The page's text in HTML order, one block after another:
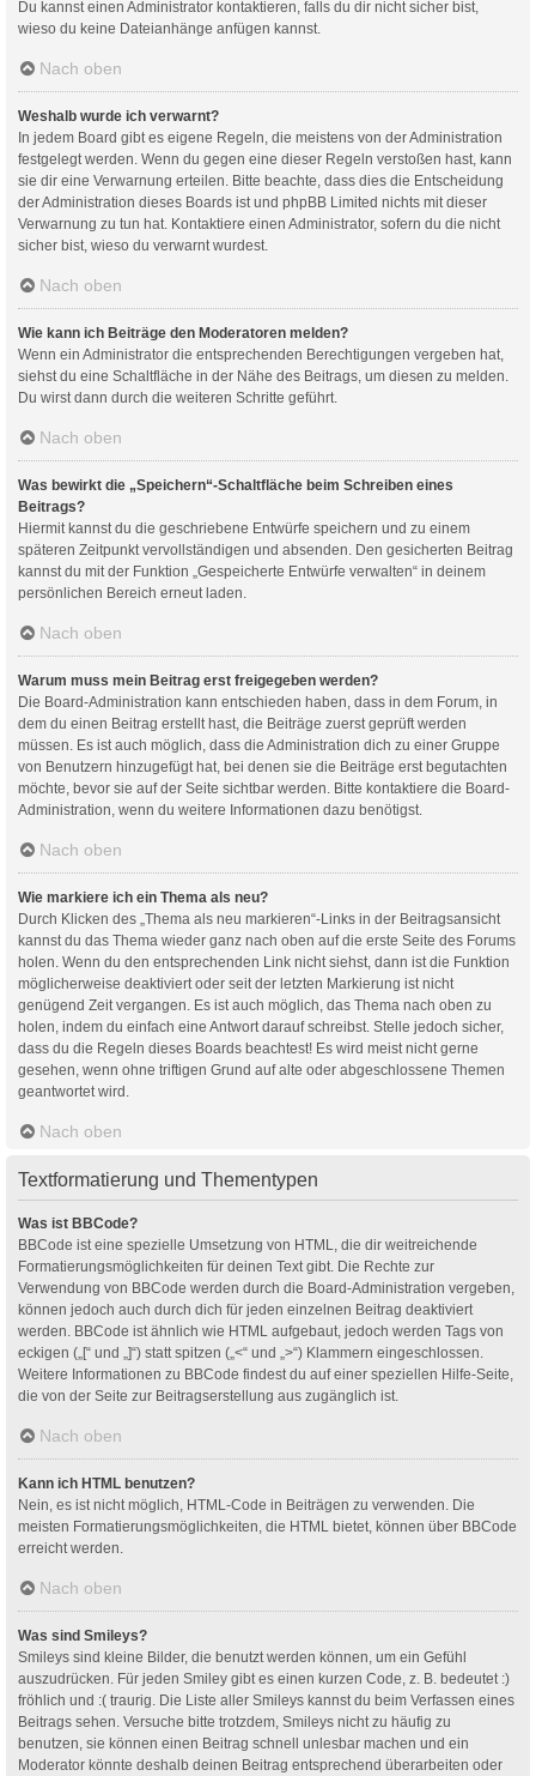
Du kannst einen Administrator kontaktieren, falls du dir nicht sicher bist,
wieso du keine Dateianhänge anfügen kannst.
Nach oben
Weshalb wurde ich verwarnt?
In jedem Board gibt es eigene Regeln, die meistens von der Administration
festgelegt werden. Wenn du gegen eine dieser Regeln verstoßen hast, kann
sie dir eine Verwarnung erteilen. Bitte beachte, dass dies die Entscheidung
der Administration dieses Boards ist und phpBB Limited nichts mit dieser
Verwarnung zu tun hat. Kontaktiere einen Administrator, sofern du die nicht
sicher bist, wieso du verwarnt wurdest.
Nach oben
Wie kann ich Beiträge den Moderatoren melden?
Wenn ein Administrator die entsprechenden Berechtigungen vergeben hat,
siehst du eine Schaltfläche in der Nähe des Beitrags, um diesen zu melden.
Du wirst dann durch die weiteren Schritte geführt.
Nach oben
Was bewirkt die „Speichern“-Schaltfläche beim Schreiben eines
Beitrags?
Hiermit kannst du die geschriebene Entwürfe speichern und zu einem
späteren Zeitpunkt vervollständigen und absenden. Den gesicherten Beitrag
kannst du mit der Funktion „Gespeicherte Entwürfe verwalten“ in deinem
persönlichen Bereich erneut laden.
Nach oben
Warum muss mein Beitrag erst freigegeben werden?
Die Board-Administration kann entschieden haben, dass in dem Forum, in
dem du einen Beitrag erstellt hast, die Beiträge zuerst geprüft werden
müssen. Es ist auch möglich, dass die Administration dich zu einer Gruppe
von Benutzern hinzugefügt hat, bei denen sie die Beiträge erst begutachten
möchte, bevor sie auf der Seite sichtbar werden. Bitte kontaktiere die Board-
Administration, wenn du weitere Informationen dazu benötigst.
Nach oben
Wie markiere ich ein Thema als neu?
Durch Klicken des „Thema als neu markieren“-Links in der Beitragsansicht
kannst du das Thema wieder ganz nach oben auf die erste Seite des Forums
holen. Wenn du den entsprechenden Link nicht siehst, dann ist die Funktion
möglicherweise deaktiviert oder seit der letzten Markierung ist nicht
genügend Zeit vergangen. Es ist auch möglich, das Thema nach oben zu
holen, indem du einfach eine Antwort darauf schreibst. Stelle jedoch sicher,
dass du die Regeln dieses Boards beachtest! Es wird meist nicht gerne
gesehen, wenn ohne triftigen Grund auf alte oder abgeschlossene Themen
geantwortet wird.
Nach oben
Textformatierung und Thementypen
Was ist BBCode?
BBCode ist eine spezielle Umsetzung von HTML, die dir weitreichende
Formatierungsmöglichkeiten für deinen Text gibt. Die Rechte zur
Verwendung von BBCode werden durch die Board-Administration vergeben,
können jedoch auch durch dich für jeden einzelnen Beitrag deaktiviert
werden. BBCode ist ähnlich wie HTML aufgebaut, jedoch werden Tags von
eckigen („[“ und „]“) statt spitzen („<“ und „>“) Klammern eingeschlossen.
Weitere Informationen zu BBCode findest du auf einer speziellen Hilfe-Seite,
die von der Seite zur Beitragserstellung aus zugänglich ist.
Nach oben
Kann ich HTML benutzen?
Nein, es ist nicht möglich, HTML-Code in Beiträgen zu verwenden. Die
meisten Formatierungsmöglichkeiten, die HTML bietet, können über BBCode
erreicht werden.
Nach oben
Was sind Smileys?
Smileys sind kleine Bilder, die benutzt werden können, um ein Gefühl
auszudrücken. Für jeden Smiley gibt es einen kurzen Code, z. B. bedeutet :)
fröhlich und :( traurig. Die Liste aller Smileys kannst du beim Verfassen eines
Beitrags sehen. Versuche bitte trotzdem, Smileys nicht zu häufig zu
benutzen, sie können einen Beitrag schnell unlesbar machen und ein
Moderator könnte deshalb deinen Beitrag entsprechend überarbeiten oder